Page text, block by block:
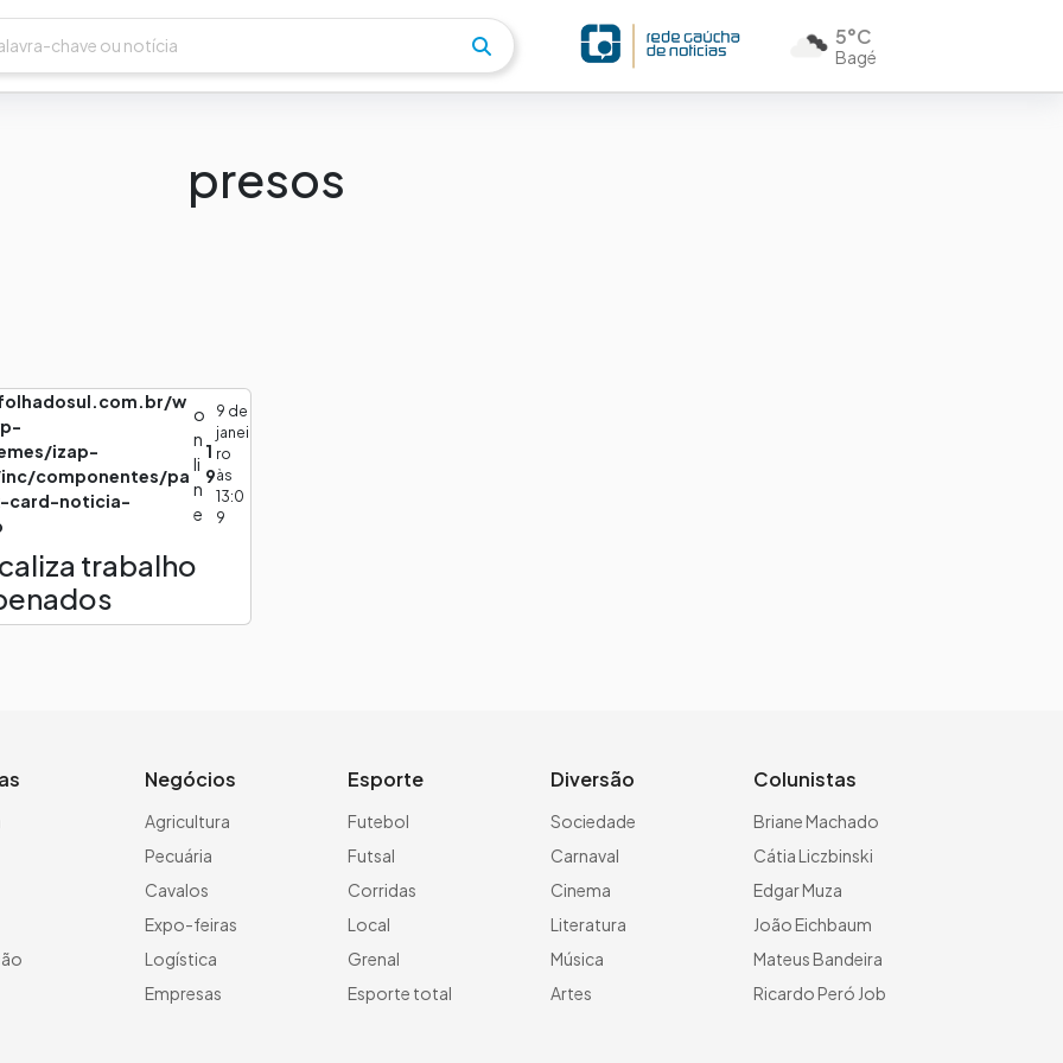
5°C
Bagé
presos
w
izap-
componentes/pa
card-noticia-
o
n
li
n
e
1
9
9 de
janei
ro
às
13:0
9
trabalho
Negócios
Agricultura
Pecuária
Cavalos
Expo-feiras
Logística
Empresas
Esporte
Futebol
Futsal
Corridas
Local
Grenal
Esporte total
Diversão
Sociedade
Carnaval
Cinema
Literatura
Música
Artes
Colunistas
Briane Machado
Cátia Liczbinski
Edgar Muza
João Eichbaum
Mateus Bandeira
Ricardo Peró Job